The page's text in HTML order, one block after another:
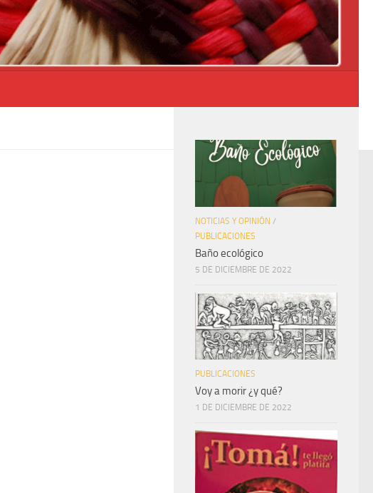
NOTICIAS Y OPINIÓN /
PUBLICACIONES
Baño ecológico
5 DE DICIEMBRE DE 2022
PUBLICACIONES
Voy a morir ¿y qué?
1 DE DICIEMBRE DE 2022